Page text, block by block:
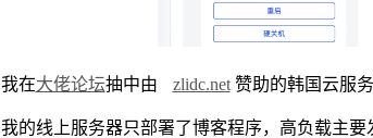
我在大佬论坛抽中由 zlidc.net赞助的韩国云服
我的线上服务器只部署了博客程序，高负载主要